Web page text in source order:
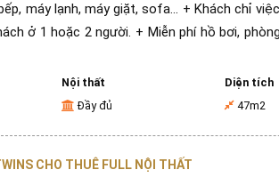
máy lạnh, máy giặt, sofa… + Khách chỉ
ở 1 hoặc 2 người. + Miễn phí hồ bơi,
Nội thất
Diện tích
Đầy đủ 47m2
CHO THUÊ FULL NỘI THẤT